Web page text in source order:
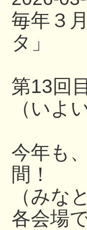
毎年３
タ」
第13回
（いよ
今年も
間！
（みな
各会場